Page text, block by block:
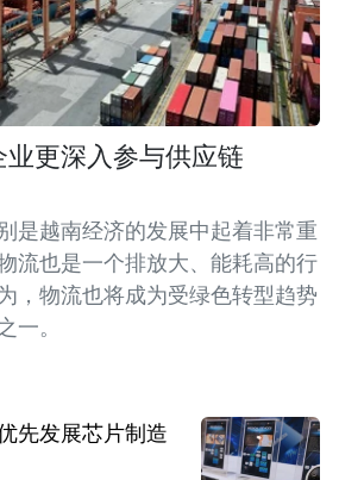
更深入参与供应链
是越南经济的发展中起着非常重
流也是一个排放大、能耗高的行
，物流也将成为受绿色转型趋势
一。
先发展芯片制造